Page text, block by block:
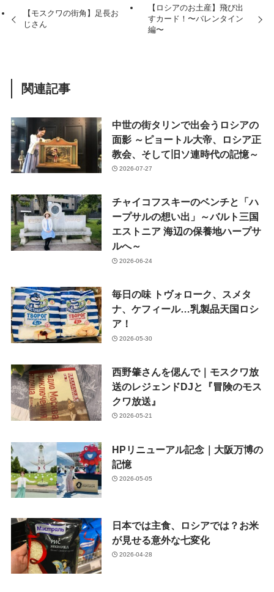
【モスクワの街角】足長お
じさん
【ロシアのお土産】飛び出
すカード！〜バレンタイン
編〜
関連記事
中世の街タリンで出会うロシアの
面影 ～ピョートル大帝、ロシア正
教会、そして旧ソ連時代の記憶～
2026-07-27
チャイコフスキーのベンチと「ハ
ープサルの想い出」～バルト三国
エストニア 海辺の保養地ハープサ
ルへ～
2026-06-24
毎日の味 トヴォローク、スメタ
ナ、ケフィール…乳製品天国ロシ
ア！
2026-05-30
西野肇さんを偲んで｜モスクワ放
送のレジェンドDJと『冒険のモス
クワ放送』
2026-05-21
HPリニューアル記念｜大阪万博の
記憶
2026-05-05
日本では主食、ロシアでは？お米
が見せる意外な七変化
2026-04-28